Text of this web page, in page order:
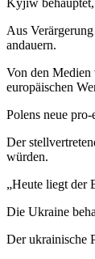
Kyjiw behauptet,
Aus
andauern.
Von den Medien
europäischen
Polens neue
Der
würden.
„Heute liegt der
Die Ukraine
Der ukrainische